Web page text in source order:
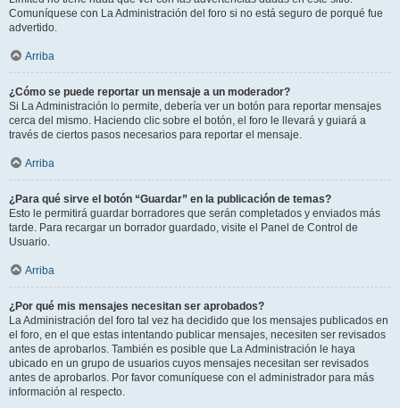
Comuníquese con La Administración del foro si no está seguro de porqué fue
advertido.
Arriba
¿Cómo se puede reportar un mensaje a un moderador?
Si La Administración lo permite, debería ver un botón para reportar mensajes
cerca del mismo. Haciendo clic sobre el botón, el foro le llevará y guiará a
través de ciertos pasos necesarios para reportar el mensaje.
Arriba
¿Para qué sirve el botón “Guardar” en la publicación de temas?
Esto le permitirá guardar borradores que serán completados y enviados más
tarde. Para recargar un borrador guardado, visite el Panel de Control de
Usuario.
Arriba
¿Por qué mis mensajes necesitan ser aprobados?
La Administración del foro tal vez ha decidido que los mensajes publicados en
el foro, en el que estas intentando publicar mensajes, necesiten ser revisados
antes de aprobarlos. También es posible que La Administración le haya
ubicado en un grupo de usuarios cuyos mensajes necesitan ser revisados
antes de aprobarlos. Por favor comuníquese con el administrador para más
información al respecto.